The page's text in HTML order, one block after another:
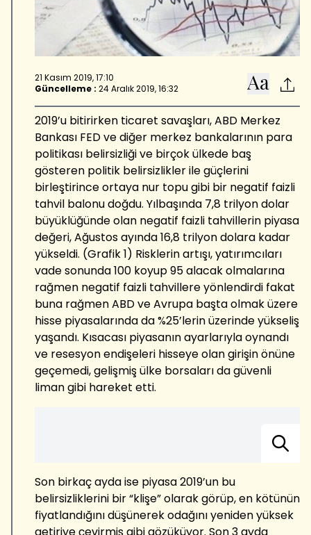
21 Kasım 2019, 17:10
Güncelleme : 24 Aralık 2019, 16:32
2019’u bitirirken ticaret savaşları, ABD Merkez
Bankası FED ve diğer merkez bankalarının para
politikası belirsizliği ve birçok ülkede baş
gösteren politik belirsizlikler ile güçlerini
birleştirince ortaya nur topu gibi bir negatif faizli
tahvil balonu doğdu. Yılbaşında 7,8 trilyon dolar
büyüklüğünde olan negatif faizli tahvillerin piyasa
değeri, Ağustos ayında 16,8 trilyon dolara kadar
yükseldi. (Grafik 1) Risklerin artışı, yatırımcıları
vade sonunda 100 koyup 95 alacak olmalarına
rağmen negatif faizli tahvillere yönlendirdi fakat
buna rağmen ABD ve Avrupa başta olmak üzere
hisse piyasalarında da %25’lerin üzerinde yükseliş
yaşandı. Kısacası piyasanın ayarlarıyla oynandı
ve resesyon endişeleri hisseye olan girişin önüne
geçemedi, gelişmiş ülke borsaları da güvenli
liman gibi hareket etti.
Son birkaç ayda ise piyasa 2019’un bu
belirsizliklerini bir “klişe” olarak görüp, en kötünün
fiyatlandığını düşünerek odağını yeniden yüksek
getiriye çevirmiş gibi gözüküyor. Son 3 ayda